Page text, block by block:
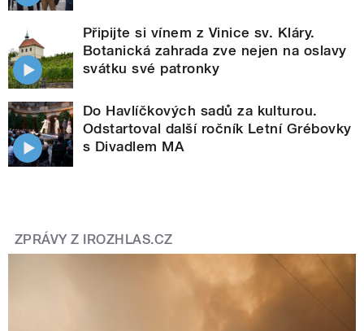
Připijte si vínem z Vinice sv. Kláry.
Botanická zahrada zve nejen na oslavy
svátku své patronky
Do Havlíčkových sadů za kulturou.
Odstartoval další ročník Letní Grébovky
s Divadlem MA
ZPRÁVY Z IROZHLAS.CZ